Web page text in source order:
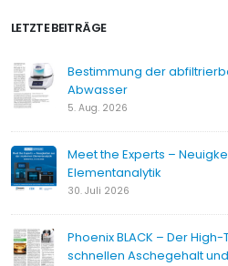
LETZTE BEITRÄGE
Bestimmung der
Abwasser
5. Aug. 2026
Meet the Experts –
Elementanalytik
30. Juli 2026
Phoenix BLACK – Der
schnellen Aschegehalt